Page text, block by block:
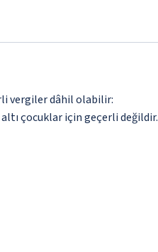
vergiler dâhil olabilir:
altı çocuklar için geçerli değildir.